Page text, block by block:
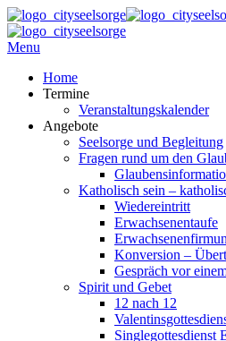
Menu
Home
Termine
Veranstaltungskalender
Angebote
Seelsorge und Begleitung
Fragen rund um den
Katholisch sein –
Wiedereintritt
Erwachsenentaufe
Konversion –
Gespräch vor
Spirit und Gebet
12 nach 12